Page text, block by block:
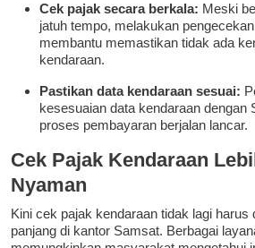
Cek pajak secara berkala: Meski
jatuh tempo, melakukan
membantu memastikan tidak ada
kendaraan.
Pastikan data kendaraan sesuai:
kesesuaian data kendaraan dengan
proses pembayaran berjalan lancar.
Cek Pajak Kendaraan
Nyaman
Kini cek pajak kendaraan tidak lagi harus
panjang di kantor Samsat. Berbagai